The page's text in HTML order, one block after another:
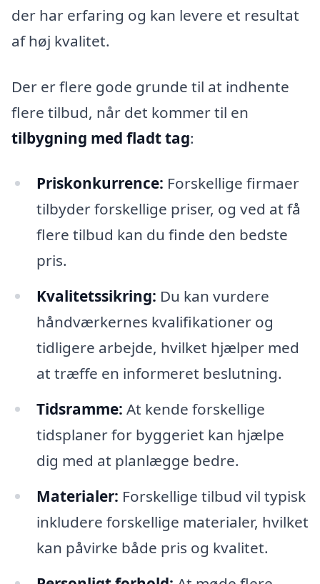
der har erfaring og kan levere et resultat
af høj kvalitet.
Der er flere gode grunde til at indhente
flere tilbud, når det kommer til en
tilbygning med fladt tag:
Priskonkurrence: Forskellige firmaer
tilbyder forskellige priser, og ved at få
flere tilbud kan du finde den bedste
pris.
Kvalitetssikring: Du kan vurdere
håndværkernes kvalifikationer og
tidligere arbejde, hvilket hjælper med
at træffe en informeret beslutning.
Tidsramme: At kende forskellige
tidsplaner for byggeriet kan hjælpe
dig med at planlægge bedre.
Materialer: Forskellige tilbud vil typisk
inkludere forskellige materialer, hvilket
kan påvirke både pris og kvalitet.